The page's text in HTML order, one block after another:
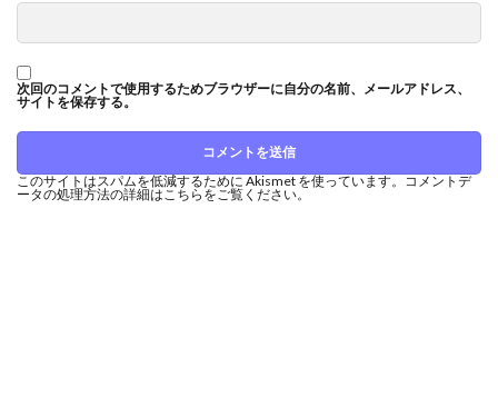
次回のコメントで使用するためブラウザーに自分の名前、メールアドレス、
サイトを保存する。
このサイトはスパムを低減するために Akismet を使っています。コメントデ
ータの処理方法の詳細はこちらをご覧ください。